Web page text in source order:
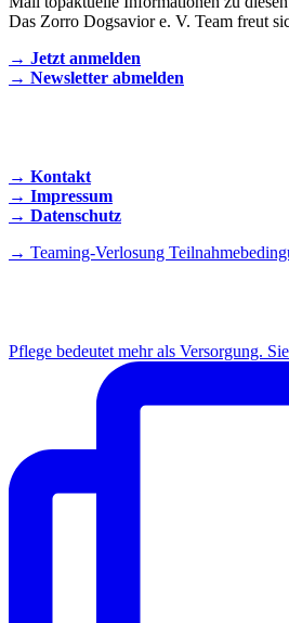
Das Zorro Dogsavior e. V. Team freut
→ Jetzt anmelden
→ Newsletter abmelden
→ Kontakt
→ Impressum
→ Datenschutz
→ Teaming-Verlosung
Pflege bedeutet mehr als Versorgung.